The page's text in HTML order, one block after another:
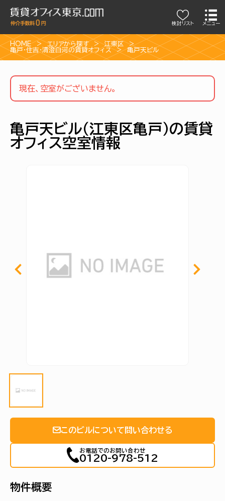
検討リスト メニュー
HOME エリアから探す
江東区
亀戸・住吉・清澄白河の賃貸オフィス
亀戸天ビル
現在、空室がございません。
亀戸天ビル（江東区亀戸）の賃貸
オフィス空室情報
このビルについて問い合わせる
お電話でのお問い合わせ
0120-978-512
物件概要